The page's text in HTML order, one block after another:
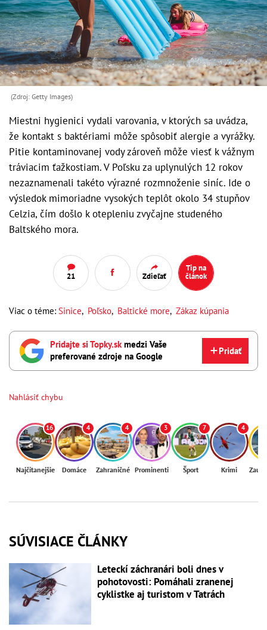
(Zdroj: Getty Images)
Miestni hygienici vydali varovania, v ktorých sa uvádza,
že kontakt s baktériami môže spôsobiť alergie a vyrážky.
Pitie kontaminovanej vody zároveň môže viesť k vážnym
tráviacim ťažkostiam. V Poľsku za uplynulých 12 rokov
nezaznamenali takéto výrazné rozmnoženie siníc. Ide o
výsledok mimoriadne vysokých teplôt okolo 34 stupňov
Celzia, čím došlo k otepleniu zvyčajne studeného
Baltského mora.
21 Zdieľať
Tip na
článok
Viac o téme: Sinice, Poľsko, Baltické more, Zákaz kúpania
Pridajte si Topky.skmedzi Vaše
preferované zdroje na Google
Pridať
Nahlásiť chybu
16
Najčítanejšie
4
Domáce
4
Zahraničné
3
Prominenti
7
Šport
4
Krimi
SÚVISIACE ČLÁNKY
Leteckí záchranári boli dnes v
pohotovosti: Pomáhali zranenej
cyklistke aj turistom v Tatrách